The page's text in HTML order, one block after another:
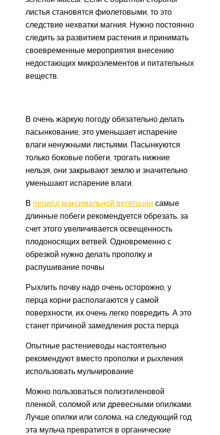
листья становятся фиолетовыми, то это
следствие нехватки магния. Нужно постоянно
следить за развитием растения и принимать
своевременные мероприятия внесению
недостающих микроэлементов и питательных
веществ.
В очень жаркую погоду обязательно делать
пасынкование, это уменьшает испарение
влаги ненужными листьями. Пасынкуются
только боковые побеги, трогать нижние
нельзя, они закрывают землю и значительно
уменьшают испарение влаги.
В период максимальной вегетации самые
длинные побеги рекомендуется обрезать, за
счет этого увеличивается освещенность
плодоносящих ветвей. Одновременно с
обрезкой нужно делать прополку и
распушивание почвы
Рыхлить почву надо очень осторожно, у
перца корни располагаются у самой
поверхности, их очень легко повредить. А это
станет причиной замедления роста перца
Опытные растениеводы настоятельно
рекомендуют вместо прополки и рыхления
использовать мульчирование
Можно пользоваться полиэтиленовой
пленкой, соломой или древесными опилками.
Лучше опилки или солома, на следующий год
эта мульча превратится в органические